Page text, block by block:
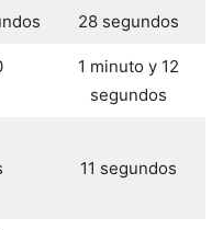
28 segundos
1 minuto y 12
segundos
11 segundos